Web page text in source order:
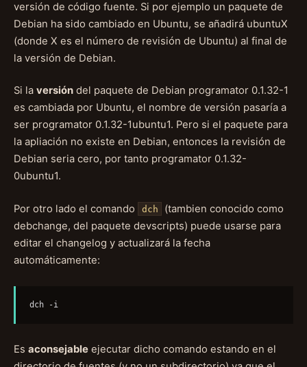
versión de código fuente. Si por ejemplo un paquete de
Debian ha sido cambiado en Ubuntu, se añadirá ubuntuX
(donde X es el número de revisión de Ubuntu) al final de
la versión de Debian.
Si la versión del paquete de Debian programator 0.1.32-1
es cambiada por Ubuntu, el nombre de versión pasaría a
ser programator 0.1.32-1ubuntu1. Pero si el paquete para
la apliación no existe en Debian, entonces la revisión de
Debian seria cero, por tanto programator 0.1.32-
0ubuntu1.
Por otro lado el comando dch
(tambien conocido como
debchange, del paquete devscripts) puede usarse para
editar el changelog y actualizará la fecha
automáticamente:
dch -i
Es aconsejable ejecutar dicho comando estando en el